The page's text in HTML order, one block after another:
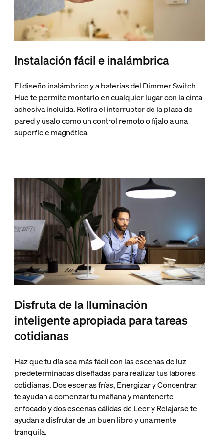
Instalación fácil e inalámbrica
El diseño inalámbrico y a baterías del Dimmer Switch
Hue te permite montarlo en cualquier lugar con la cinta
adhesiva incluida. Retira el interruptor de la placa de
pared y úsalo como un control remoto o fíjalo a una
superficie magnética.
Disfruta de la Iluminación
inteligente apropiada para tareas
cotidianas
Haz que tu día sea más fácil con las escenas de luz
predeterminadas diseñadas para realizar tus labores
cotidianas. Dos escenas frías, Energizar y Concentrar,
te ayudan a comenzar tu mañana y mantenerte
enfocado y dos escenas cálidas de Leer y Relajarse te
ayudan a disfrutar de un buen libro y una mente
tranquila.